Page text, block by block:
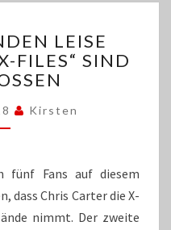
LEISE
FILES“ SIND
Kirsten
fünf Fans auf diesem
dass Chris Carter die X-
nimmt. Der zweite